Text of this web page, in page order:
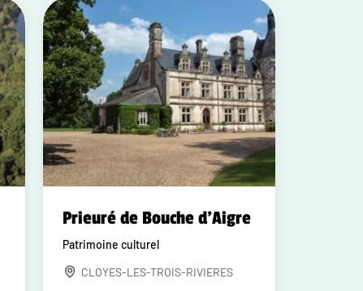
Prieuré de Bouche d'Aigre
Patrimoine culturel
CLOYES-LES-TROIS-RIVIERES